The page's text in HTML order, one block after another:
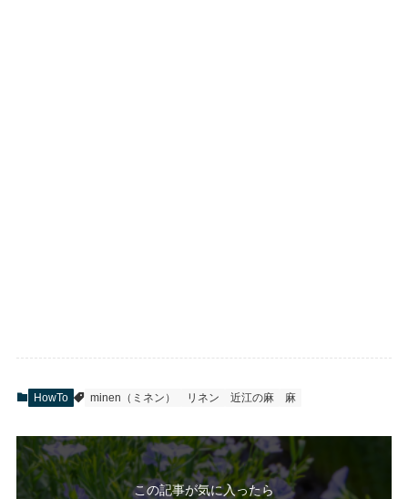
HowTo minen（ミネン） リネン 近江の麻 麻
この記事が気に入ったら